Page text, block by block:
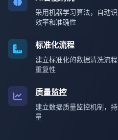
采用机器学习算法，自动
效率和准确性
标准化流程
建立标准化的数据清洗流
重复性
质量监控
建立数据质量监控机制，
量